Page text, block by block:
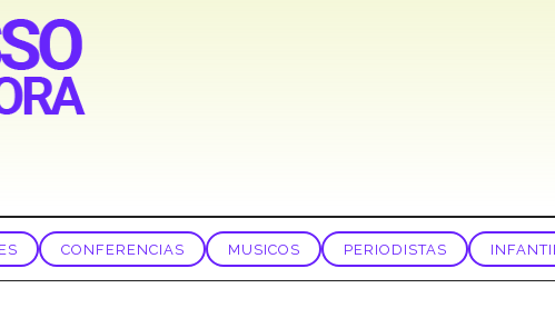
CONFERENCIAS MUSICOS PERIODISTAS